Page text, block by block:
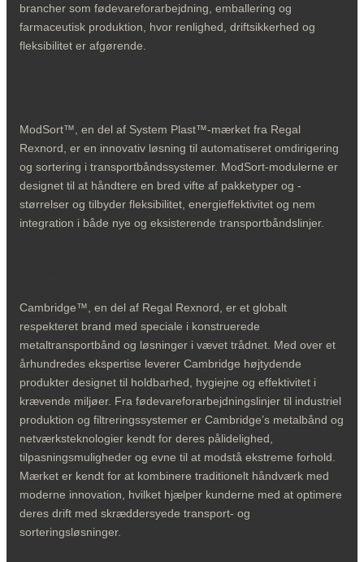
brancher som fødevareforarbejdning, emballering og
farmaceutisk produktion, hvor renlighed, driftsikkerhed og
fleksibilitet er afgørende.
ModSort™, en del af System Plast™-mærket fra Regal
Rexnord, er en innovativ løsning til automatiseret omdirigering
og sortering i transportbåndssystemer. ModSort-modulerne er
designet til at håndtere en bred vifte af pakketyper og -
størrelser og tilbyder fleksibilitet, energieffektivitet og nem
integration i både nye og eksisterende transportbåndslinjer.
Cambridge™, en del af Regal Rexnord, er et globalt
respekteret brand med speciale i konstruerede
metaltransportbånd og løsninger i vævet trådnet. Med over et
århundredes ekspertise leverer Cambridge højtydende
produkter designet til holdbarhed, hygiejne og effektivitet i
krævende miljøer. Fra fødevareforarbejdningslinjer til industriel
produktion og filtreringssystemer er Cambridge’s metalbånd og
netværksteknologier kendt for deres pålidelighed,
tilpasningsmuligheder og evne til at modstå ekstreme forhold.
Mærket er kendt for at kombinere traditionelt håndværk med
moderne innovation, hvilket hjælper kunderne med at optimere
deres drift med skræddersyede transport- og
sorteringsløsninger.